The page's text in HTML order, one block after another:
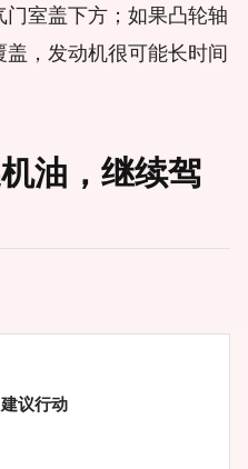
室盖下方；如果凸轮轴
，发动机很可能长时间
油，继续驾
建议行动